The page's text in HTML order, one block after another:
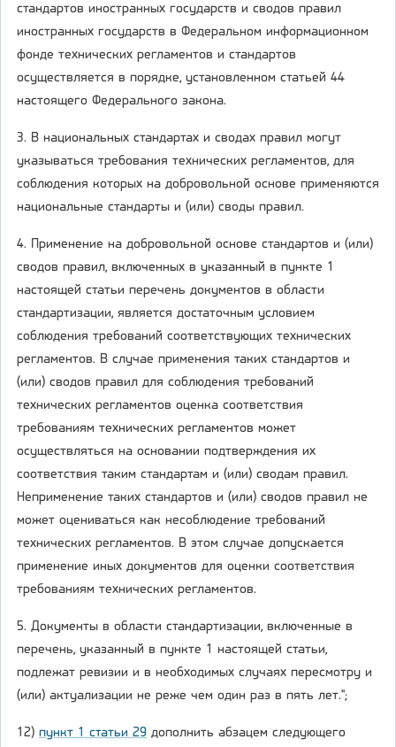
стандартов иностранных государств и сводов правил
иностранных государств в Федеральном информационном
фонде технических регламентов и стандартов
осуществляется в порядке, установленном статьей 44
настоящего Федерального закона.
3. В национальных стандартах и сводах правил могут
указываться требования технических регламентов, для
соблюдения которых на добровольной основе применяются
национальные стандарты и (или) своды правил.
4. Применение на добровольной основе стандартов и (или)
сводов правил, включенных в указанный в пункте 1
настоящей статьи перечень документов в области
стандартизации, является достаточным условием
соблюдения требований соответствующих технических
регламентов. В случае применения таких стандартов и
(или) сводов правил для соблюдения требований
технических регламентов оценка соответствия
требованиям технических регламентов может
осуществляться на основании подтверждения их
соответствия таким стандартам и (или) сводам правил.
Неприменение таких стандартов и (или) сводов правил не
может оцениваться как несоблюдение требований
технических регламентов. В этом случае допускается
применение иных документов для оценки соответствия
требованиям технических регламентов.
5. Документы в области стандартизации, включенные в
перечень, указанный в пункте 1 настоящей статьи,
подлежат ревизии и в необходимых случаях пересмотру и
(или) актуализации не реже чем один раз в пять лет.";
12) пункт 1 статьи 29 дополнить абзацем следующего